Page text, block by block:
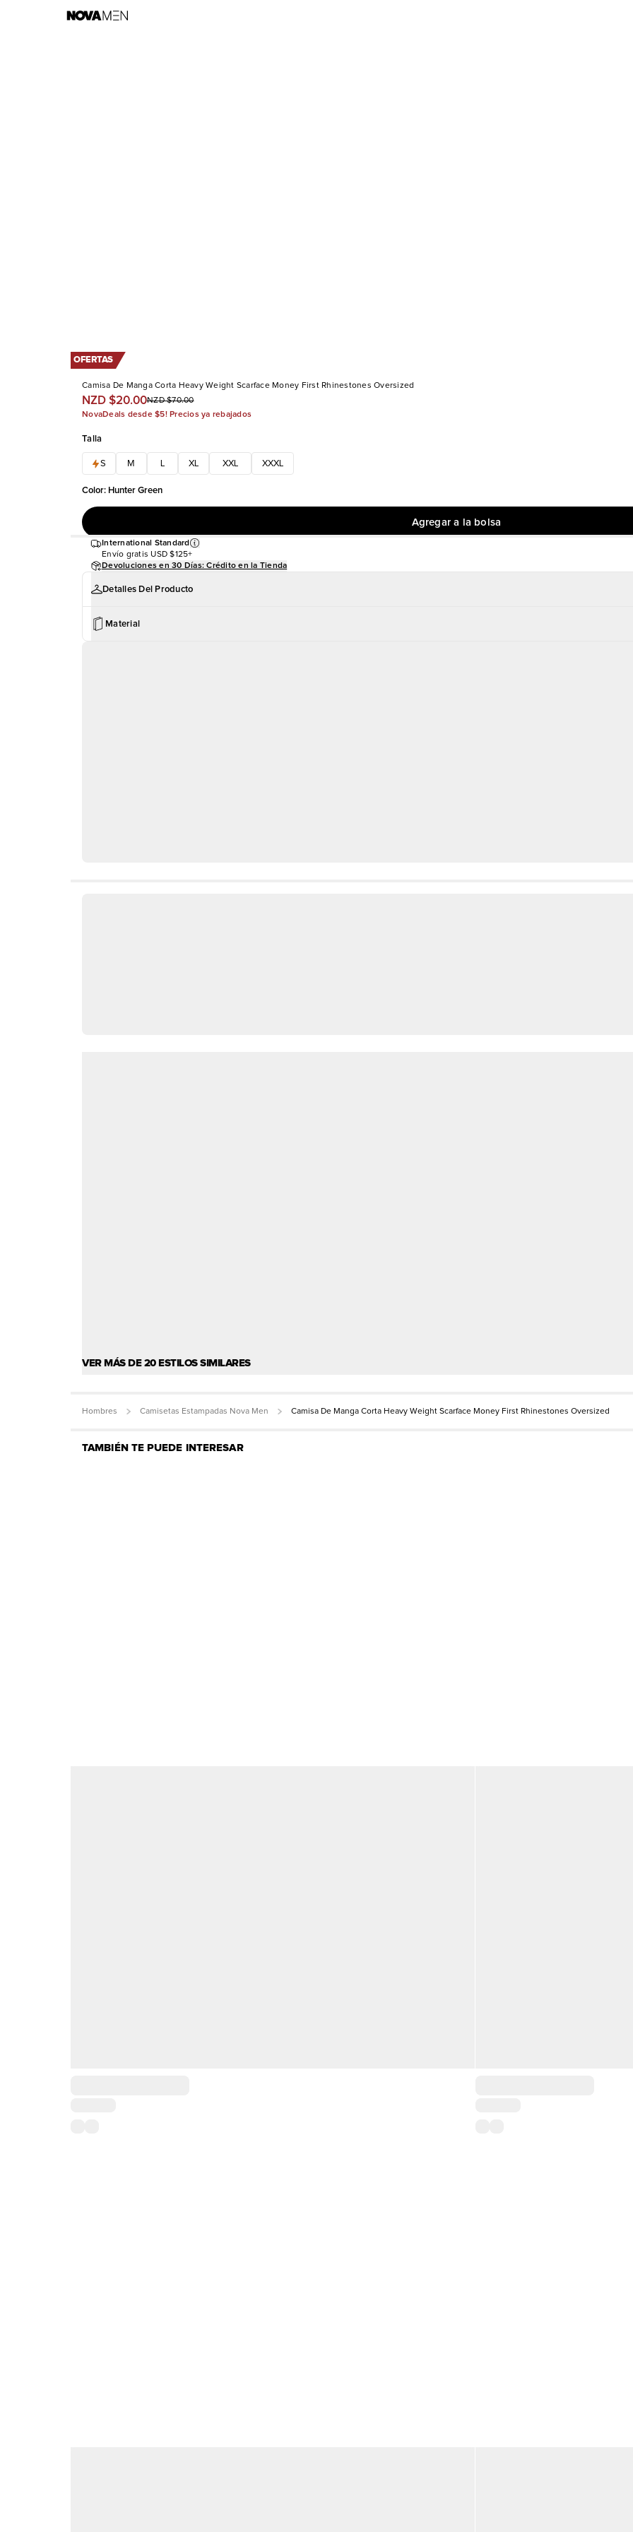
OFERTAS
Camisa De Manga Corta Heavy Weight Scarface Money First Rhinestones Oversized
NZD $20.00NZD $70.00
NovaDeals desde $5! Precios ya rebajados
Talla
S M XL XXL XXXL
Color: Hunter Green
Agregar a la bolsa
International Standard
Envío gratis USD $125+
Devoluciones en 30 Días: Crédito en la Tienda
Detalles Del Producto
Material
VER MÁS DE 20 ESTILOS SIMILARES
Hombres Camisetas Estampadas Nova Men Camisa De Manga Corta Heavy Weight Scarface Money First Rhinestones Oversized
TAMBIÉN TE PUEDE INTERESAR